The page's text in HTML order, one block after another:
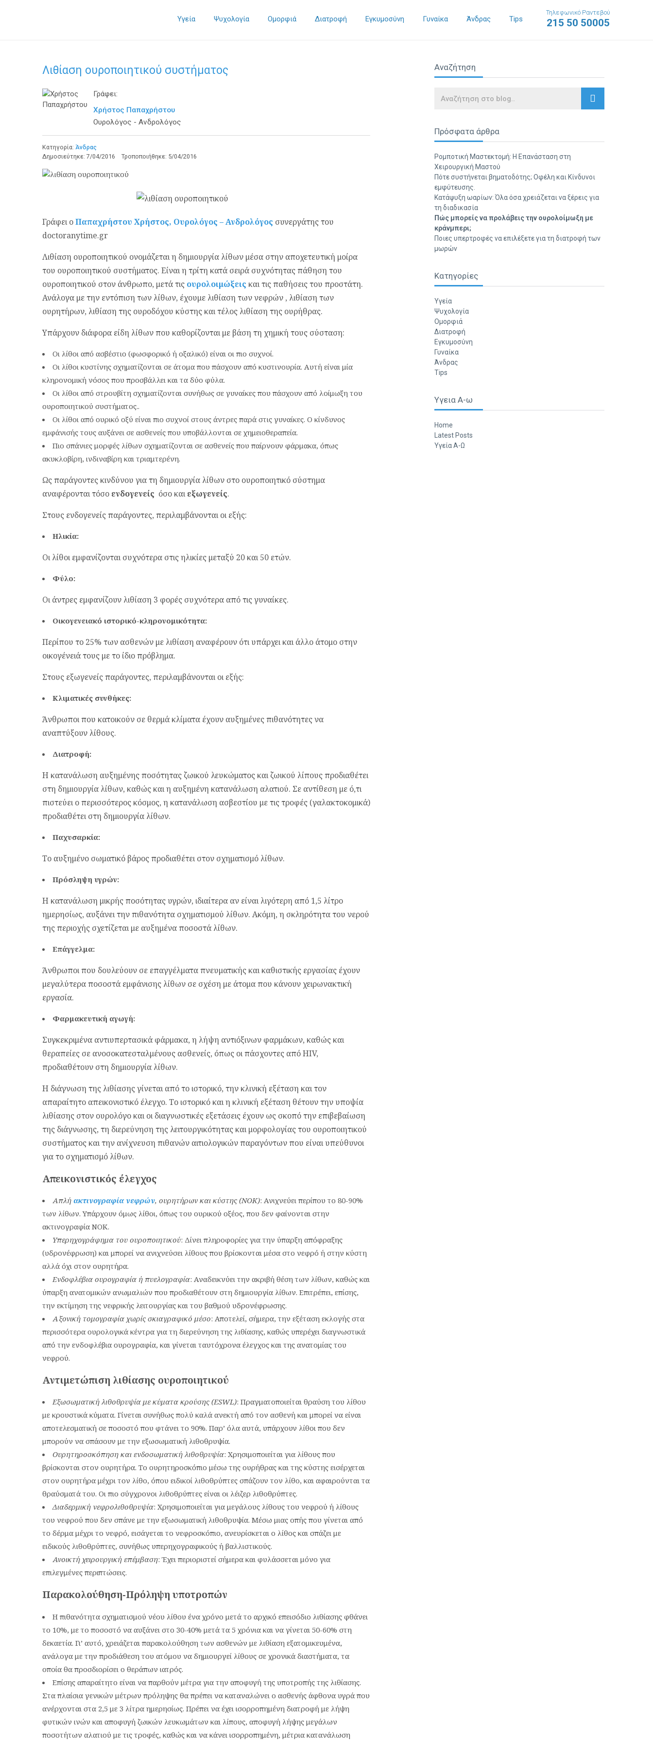
Υγεία Ψυχολογία Ομορφιά Διατροφή Εγκυμοσύνη Γυναίκα Άνδρας Tips
Τηλεφωνικό Ραντεβού
215 50 50005
Λιθίαση ουροποιητικού συστήματος
Γράφει:
Χρήστος Παπαχρήστου
Ουρολόγος - Ανδρολόγος
Κατηγορία: Άνδρας
Δημοσιεύτηκε: 7/04/2016 Τροποποιήθηκε: 5/04/2016
Γράφει οΠαπαχρήστου Χρήστος, Ουρολόγος – Ανδρολόγος συνεργάτης του
doctoranytime.gr
Λιθίαση ουροποιητικού ονομάζεται η δημιουργία λίθων μέσα στην αποχετευτική μοίρα
του ουροποιητικού συστήματος. Είναι η τρίτη κατά σειρά συχνότητας πάθηση του
ουροποιητικού στον άνθρωπο, μετά τις ουρολοιμώξεις και τις παθήσεις του προστάτη.
Ανάλογα με την εντόπιση των λίθων, έχουμε λιθίαση των νεφρών , λιθίαση των
ουρητήρων, λιθίαση της ουροδόχου κύστης και τέλος λιθίαση της ουρήθρας.
Υπάρχουν διάφορα είδη λίθων που καθορίζονται με βάση τη χημική τους σύσταση:
Οι λίθοι από ασβέστιο (φωσφορικό ή οξαλικό) είναι οι πιο συχνοί.
Οι λίθοι κυστίνης σχηματίζονται σε άτομα που πάσχουν από κυστινουρία. Αυτή είναι μία
κληρονομική νόσος που προσβάλλει και τα δύο φύλα.
Οι λίθοι από στρουβίτη σχηματίζονται συνήθως σε γυναίκες που πάσχουν από λοίμωξη του
ουροποιητικού συστήματος..
Οι λίθοι από ουρικό οξύ είναι πιο συχνοί στους άντρες παρά στις γυναίκες. Ο κίνδυνος
εμφάνισής τους αυξάνει σε ασθενείς που υποβάλλονται σε χημειοθεραπεία.
Πιο σπάνιες μορφές λίθων σχηματίζονται σε ασθενείς που παίρνουν φάρμακα, όπως
ακυκλοβίρη, ινδιναβίρη και τριαμτερένη.
Ως παράγοντες κινδύνου για τη δημιουργία λίθων στο ουροποιητικό σύστημα
αναφέρονται τόσο ενδογενείς όσο καιεξωγενείς.
Στους ενδογενείς παράγοντες, περιλαμβάνονται οι εξής:
Ηλικία:
Οι λίθοι εμφανίζονται συχνότερα στις ηλικίες μεταξύ 20 και 50 ετών.
Φύλο:
Οι άντρες εμφανίζουν λιθίαση 3 φορές συχνότερα από τις γυναίκες.
Οικογενειακό ιστορικό-κληρονομικότητα:
Περίπου το 25% των ασθενών με λιθίαση αναφέρουν ότι υπάρχει και άλλο άτομο στην
οικογένειά τους με το ίδιο πρόβλημα.
Στους εξωγενείς παράγοντες, περιλαμβάνονται οι εξής:
Κλιματικές συνθήκες:
Άνθρωποι που κατοικούν σε θερμά κλίματα έχουν αυξημένες πιθανότητες να
αναπτύξουν λίθους.
Διατροφή:
Η κατανάλωση αυξημένης ποσότητας ζωικού λευκώματος και ζωικού λίπους προδιαθέτει
στη δημιουργία λίθων, καθώς και η αυξημένη κατανάλωση αλατιού. Σε αντίθεση με ό,τι
πιστεύει ο περισσότερος κόσμος, η κατανάλωση ασβεστίου με τις τροφές (γαλακτοκομικά)
προδιαθέτει στη δημιουργία λίθων.
Παχυσαρκία:
Το αυξημένο σωματικό βάρος προδιαθέτει στον σχηματισμό λίθων.
Πρόσληψη υγρών:
Η κατανάλωση μικρής ποσότητας υγρών, ιδιαίτερα αν είναι λιγότερη από 1,5 λίτρο
ημερησίως, αυξάνει την πιθανότητα σχηματισμού λίθων. Ακόμη, η σκληρότητα του νερού
της περιοχής σχετίζεται με αυξημένα ποσοστά λίθων.
Επάγγελμα:
Άνθρωποι που δουλεύουν σε επαγγέλματα πνευματικής και καθιστικής εργασίας έχουν
μεγαλύτερα ποσοστά εμφάνισης λίθων σε σχέση με άτομα που κάνουν χειρωνακτική
εργασία.
Φαρμακευτική αγωγή:
Συγκεκριμένα αντιυπερτασικά φάρμακα, η λήψη αντιόξινων φαρμάκων, καθώς και
θεραπείες σε ανοσοκατεσταλμένους ασθενείς, όπως οι πάσχοντες από HIV,
προδιαθέτουν στη δημιουργία λίθων.
Η διάγνωση της λιθίασης γίνεται από το ιστορικό, την κλινική εξέταση και τον
απαραίτητο απεικονιστικό έλεγχο. Το ιστορικό και η κλινική εξέταση θέτουν την υποψία
λιθίασης στον ουρολόγο και οι διαγνωστικές εξετάσεις έχουν ως σκοπό την επιβεβαίωση
της διάγνωσης, τη διερεύνηση της λειτουργικότητας και μορφολογίας του ουροποιητικού
συστήματος και την ανίχνευση πιθανών αιτιολογικών παραγόντων που είναι υπεύθυνοι
για το σχηματισμό λίθων.
Απεικονιστικός έλεγχος
Απλή ακτινογραφία νεφρών, ουρητήρων και κύστης (ΝΟΚ): Ανιχνεύει περίπου το 80-90%
των λίθων. Υπάρχουν όμως λίθοι, όπως του ουρικού οξέος, που δεν φαίνονται στην
ακτινογραφία ΝΟΚ.
Υπερηχογράφημα του ουροποιητικού: Δίνει πληροφορίες για την ύπαρξη απόφραξης
(υδρονέφρωση) και μπορεί να ανιχνεύσει λίθους που βρίσκονται μέσα στο νεφρό ή στην κύστη
αλλά όχι στον ουρητήρα.
Ενδοφλέβια ουρογραφία ή πυελογραφία: Αναδεικνύει την ακριβή θέση των λίθων, καθώς και
ύπαρξη ανατομικών ανωμαλιών που προδιαθέτουν στη δημιουργία λίθων. Επιτρέπει, επίσης,
την εκτίμηση της νεφρικής λειτουργίας και του βαθμού υδρονέφρωσης.
Αξονική τομογραφία χωρίς σκιαγραφικό μέσο: Αποτελεί, σήμερα, την εξέταση εκλογής στα
περισσότερα ουρολογικά κέντρα για τη διερεύνηση της λιθίασης, καθώς υπερέχει διαγνωστικά
από την ενδοφλέβια ουρογραφία, και γίνεται ταυτόχρονα έλεγχος και της ανατομίας του
νεφρού.
Αντιμετώπιση λιθίασης ουροποιητικού
Εξωσωματική λιθοθρυψία με κύματα κρούσης (ESWL): Πραγματοποιείται θραύση του λίθου
με κρουστικά κύματα. Γίνεται συνήθως πολύ καλά ανεκτή από τον ασθενή και μπορεί να είναι
αποτελεσματική σε ποσοστό που φτάνει το 90%. Παρ’ όλα αυτά, υπάρχουν λίθοι που δεν
μπορούν να σπάσουν με την εξωσωματική λιθοθρυψία.
Ουρητηροσκόπηση και ενδοσωματική λιθοθρυψία: Χρησιμοποιείται για λίθους που
βρίσκονται στον ουρητήρα. Το ουρητηροσκόπιο μέσω της ουρήθρας και της κύστης εισέρχεται
στον ουρητήρα μέχρι τον λίθο, όπου ειδικοί λιθοθρύπτες σπάζουν τον λίθο, και αφαιρούνται τα
θραύσματά του. Οι πιο σύγχρονοι λιθοθρύπτες είναι οι λέιζερ λιθοθρύπτες.
Διαδερμική νεφρολιθοθρυψία: Χρησιμοποιείται για μεγάλους λίθους του νεφρού ή λίθους
του νεφρού που δεν σπάνε με την εξωσωματική λιθοθρυψία. Μέσω μιας οπής που γίνεται από
το δέρμα μέχρι το νεφρό, εισάγεται το νεφροσκόπιο, ανευρίσκεται ο λίθος και σπάζει με
ειδικούς λιθοθρύπτες, συνήθως υπερηχογραφικούς ή βαλλιστικούς.
Ανοικτή χειρουργική επέμβαση: Έχει περιοριστεί σήμερα και φυλάσσεται μόνο για
επιλεγμένες περιπτώσεις.
Παρακολούθηση-Πρόληψη υποτροπών
Η πιθανότητα σχηματισμού νέου λίθου ένα χρόνο μετά το αρχικό επεισόδιο λιθίασης φθάνει
το 10%, με το ποσοστό να αυξάνει στο 30-40% μετά τα 5 χρόνια και να γίνεται 50-60% στη
δεκαετία. Γι’ αυτό, χρειάζεται παρακολούθηση των ασθενών με λιθίαση εξατομικευμένα,
ανάλογα με την προδιάθεση του ατόμου να δημιουργεί λίθους σε χρονικά διαστήματα, τα
οποία θα προσδιορίσει ο θεράπων ιατρός.
Επίσης απαραίτητο είναι να παρθούν μέτρα για την αποφυγή της υποτροπής της λιθίασης.
Στα πλαίσια γενικών μέτρων πρόληψης θα πρέπει να καταναλώνει ο ασθενής άφθονα υγρά που
ανέρχονται στα 2,5 με 3 λίτρα ημερησίως. Πρέπει να έχει ισορροπημένη διατροφή με λήψη
φυτικών ινών και αποφυγή ζωικών λευκωμάτων και λίπους, αποφυγή λήψης μεγάλων
ποσοτήτων αλατιού με τις τροφές, καθώς και να κάνει ισορροπημένη, μέτρια κατανάλωση
Αναζήτηση
Search
Πρόσφατα άρθρα
Ρομποτική Μαστεκτομή: Η Επανάσταση στη
Χειρουργική Μαστού
Πότε συστήνεται βηματοδότης; Οφέλη και Κίνδυνοι
εμφύτευσης.
Κατάψυξη ωαρίων: Όλα όσα χρειάζεται να ξέρεις για
τη διαδικασία
Πώς μπορείς να προλάβεις την ουρολοίμωξη με
κράνμπερι;
Ποιες υπερτροφές να επιλέξετε για τη διατροφή των
μωρών
Κατηγορίες
Υγεία
Ψυχολογία
Ομορφιά
Διατροφή
Εγκυμοσύνη
Γυναίκα
Άνδρας
Tips
Υγεια Α-ω
Home
Latest Posts
Υγεία Α-Ω